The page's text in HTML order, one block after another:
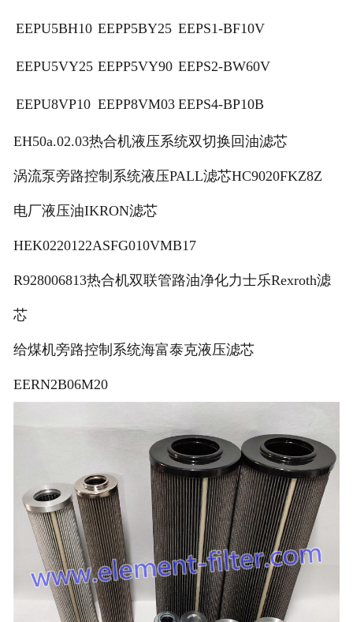
EEPU5BH10 EEPP5BY25 EEPS1-BF10V
EEPU5VY25 EEPP5VY90 EEPS2-BW60V
EEPU8VP10 EEPP8VM03 EEPS4-BP10B
EH50a.02.03热合机液压系统双切换回油滤芯
涡流泵旁路控制系统液压PALL滤芯HC9020FKZ8Z
电厂液压油IKRON滤芯
HEK0220122ASFG010VMB17
R928006813热合机双联管路油净化力士乐Rexroth滤
芯
给煤机旁路控制系统海富泰克液压滤芯
EERN2B06M20